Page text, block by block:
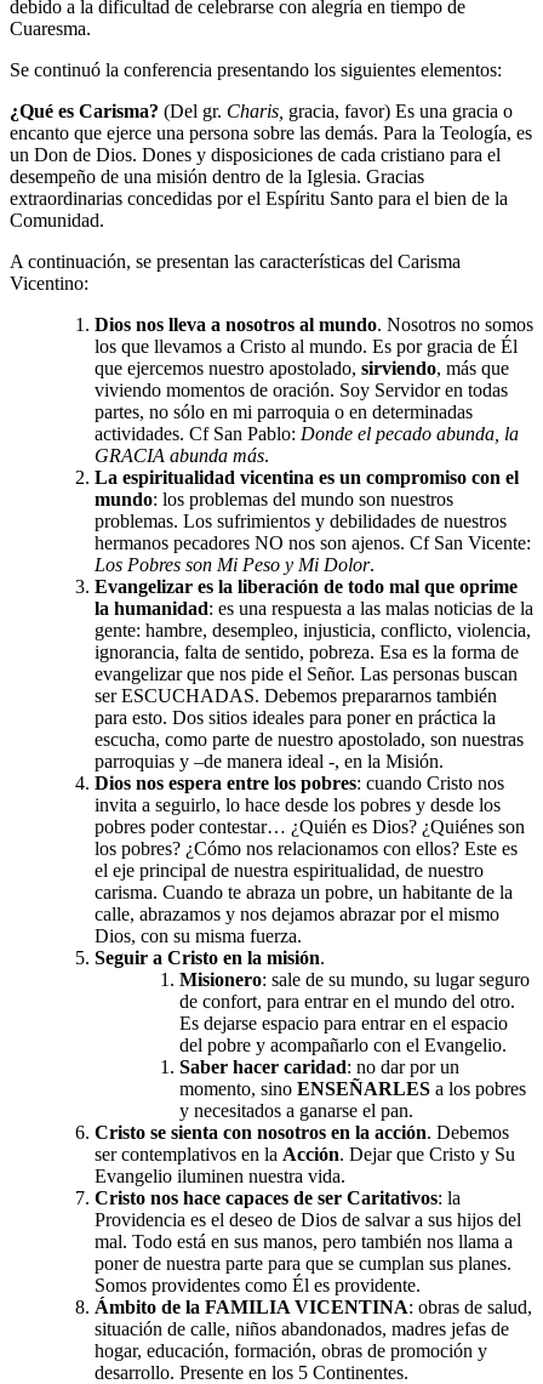
debido a la dificultad de celebrarse con alegría en tiempo de
Cuaresma.
Se continuó la conferencia presentando los siguientes elementos:
¿Qué es Carisma? (Del gr. Charis, gracia, favor) Es una gracia o
encanto que ejerce una persona sobre las demás. Para la Teología, es
un Don de Dios. Dones y disposiciones de cada cristiano para el
desempeño de una misión dentro de la Iglesia. Gracias
extraordinarias concedidas por el Espíritu Santo para el bien de la
Comunidad.
A continuación, se presentan las características del Carisma
Vicentino:
Dios nos lleva a nosotros al mundo. Nosotros no somos
los que llevamos a Cristo al mundo. Es por gracia de Él
que ejercemos nuestro apostolado, sirviendo, más que
viviendo momentos de oración. Soy Servidor en todas
partes, no sólo en mi parroquia o en determinadas
actividades. Cf San Pablo: Donde el pecado abunda, la
GRACIA abunda más.
La espiritualidad vicentina es un compromiso con el
mundo: los problemas del mundo son nuestros
problemas. Los sufrimientos y debilidades de nuestros
hermanos pecadores NO nos son ajenos. Cf San Vicente:
Los Pobres son Mi Peso y Mi Dolor.
Evangelizar es la liberación de todo mal que oprime
la humanidad: es una respuesta a las malas noticias de la
gente: hambre, desempleo, injusticia, conflicto, violencia,
ignorancia, falta de sentido, pobreza. Esa es la forma de
evangelizar que nos pide el Señor. Las personas buscan
ser ESCUCHADAS. Debemos prepararnos también
para esto. Dos sitios ideales para poner en práctica la
escucha, como parte de nuestro apostolado, son nuestras
parroquias y –de manera ideal -, en la Misión.
Dios nos espera entre los pobres: cuando Cristo nos
invita a seguirlo, lo hace desde los pobres y desde los
pobres poder contestar… ¿Quién es Dios? ¿Quiénes son
los pobres? ¿Cómo nos relacionamos con ellos? Este es
el eje principal de nuestra espiritualidad, de nuestro
carisma. Cuando te abraza un pobre, un habitante de la
calle, abrazamos y nos dejamos abrazar por el mismo
Dios, con su misma fuerza.
Seguir a Cristo en la misión.
Misionero: sale de su mundo, su lugar seguro
de confort, para entrar en el mundo del otro.
Es dejarse espacio para entrar en el espacio
del pobre y acompañarlo con el Evangelio.
Saber hacer caridad: no dar por un
momento, sino ENSEÑARLES a los pobres
y necesitados a ganarse el pan.
Cristo se sienta con nosotros en la acción. Debemos
ser contemplativos en la Acción. Dejar que Cristo y Su
Evangelio iluminen nuestra vida.
Cristo nos hace capaces de ser Caritativos: la
Providencia es el deseo de Dios de salvar a sus hijos del
mal. Todo está en sus manos, pero también nos llama a
poner de nuestra parte para que se cumplan sus planes.
Somos providentes como Él es providente.
Ámbito de la FAMILIA VICENTINA: obras de salud,
situación de calle, niños abandonados, madres jefas de
hogar, educación, formación, obras de promoción y
desarrollo. Presente en los 5 Continentes.